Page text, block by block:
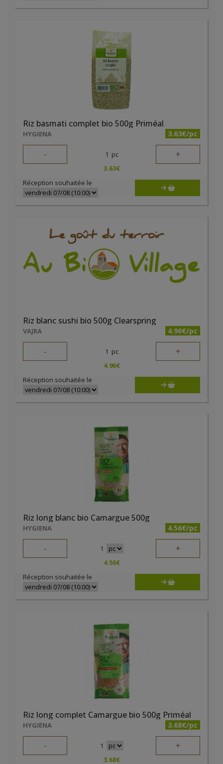
Riz basmati complet bio 500g Priméal
HYGIENA 3.63€/pc
- 1 pc +
3.63€
Réception souhaitée le
Riz blanc sushi bio 500g Clearspring
VAJRA 4.96€/pc
- 1 pc +
4.96€
Réception souhaitée le
Riz long blanc bio Camargue 500g
HYGIENA 4.56€/pc
- 1 +
4.56€
Réception souhaitée le
Riz long complet Camargue bio 500g Priméal
HYGIENA 3.68€/pc
- 1 +
3.68€